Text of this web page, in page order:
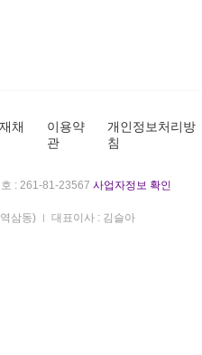
채
이용약
관
개인정보처리방
침
: 261-81-23567 사업자정보 확인
삼동)
대표이사 : 김슬아